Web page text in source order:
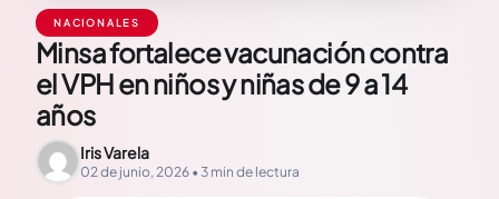
NACIONALES
Minsa fortalece vacunación contra
el VPH en niños y niñas de 9 a 14
años
Iris Varela
02 de junio, 2026 • 3 min de lectura